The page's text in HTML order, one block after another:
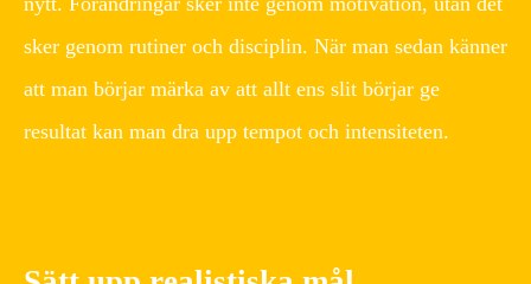
sker genom rutiner och disciplin. När man sedan känner
att man börjar märka av att allt ens slit börjar ge
resultat kan man dra upp tempot och intensiteten.